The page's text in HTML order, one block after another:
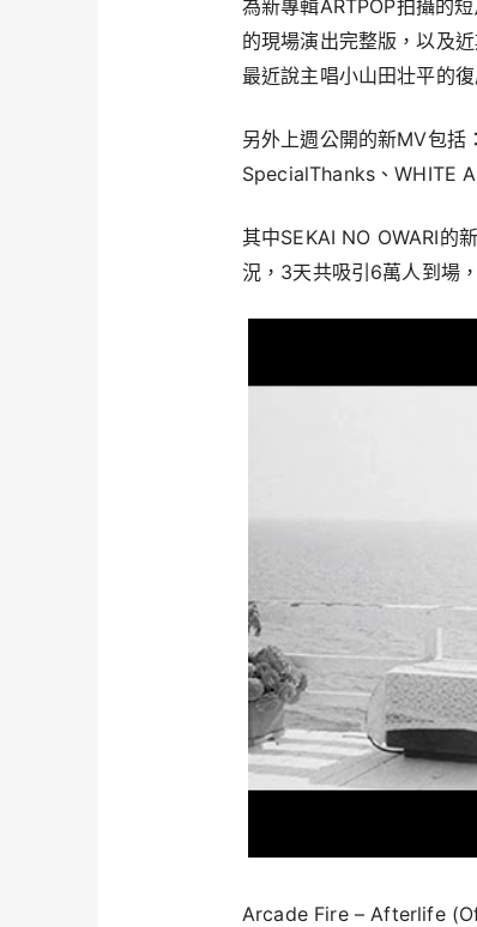
為新專輯ARTPOP拍攝的
的現場演出完整版，以及
最近說主唱小山田壮平的
另外上週公開的新MV包
SpecialThanks、WHITE
其中SEKAI NO OWARI的
況，3天共吸引6萬人到場
Arcade Fire – Afterlife